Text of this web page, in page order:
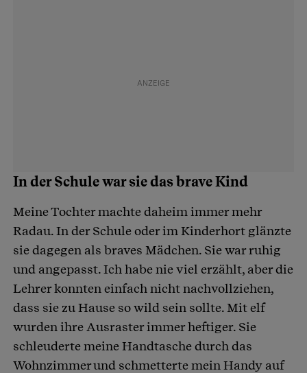
In der Schule war sie das brave Kind
Meine Tochter machte daheim immer mehr
Radau. In der Schule oder im Kinderhort glänzte
sie dagegen als braves Mädchen. Sie war ruhig
und angepasst. Ich habe nie viel erzählt, aber die
Lehrer konnten einfach nicht nachvollziehen,
dass sie zu Hause so wild sein sollte. Mit elf
wurden ihre Ausraster immer heftiger. Sie
schleuderte meine Handtasche durch das
Wohnzimmer und schmetterte mein Handy auf